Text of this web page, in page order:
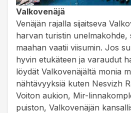
Valkovenäjä
Venäjän rajalla sijaitseva
harvan turistin unelmakohde,
maahan vaatii viisumin. Jos
hyvin etukäteen ja varaudut
löydät Valkovenäjältä monia
nähtävyyksiä kuten Nesvizh
Voiton aukion, Mir-
puiston, Valkovenäjän